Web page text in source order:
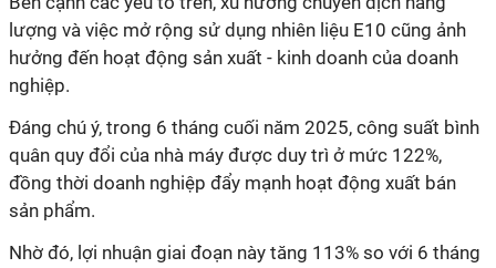
lượng và việc mở rộng sử dụng nhiên liệu E10 cũng ảnh
hưởng đến hoạt động sản xuất - kinh doanh của doanh
nghiệp.
Đáng chú ý, trong 6 tháng cuối năm 2025, công suất bình
quân quy đổi của nhà máy được duy trì ở mức 122%,
đồng thời doanh nghiệp đẩy mạnh hoạt động xuất bán
sản phẩm.
Nhờ đó, lợi nhuận giai đoạn này tăng 113% so với 6 tháng